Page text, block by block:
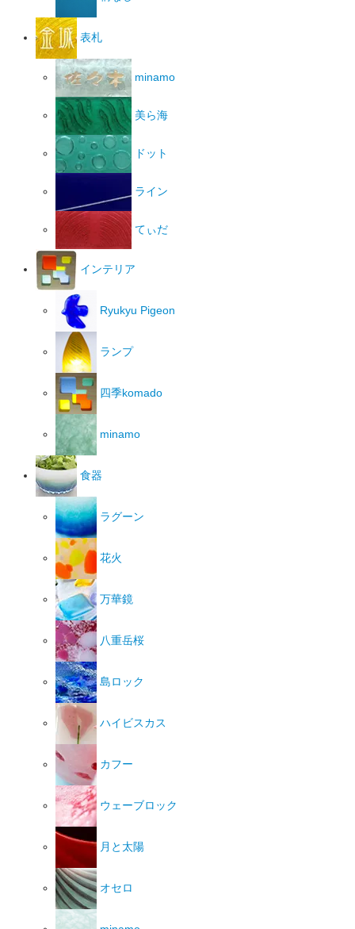
表札
minamo
美ら海
ドット
ライン
てぃだ
インテリア
Ryukyu Pigeon
ランプ
四季komado
minamo
食器
ラグーン
花火
万華鏡
八重岳桜
島ロック
ハイビスカス
カフー
ウェーブロック
月と太陽
オセロ